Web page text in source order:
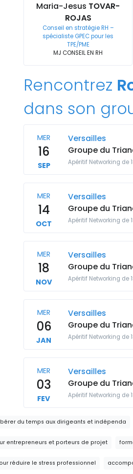
Maria-Jesus TOVAR-
ROJAS
Conseil en stratégie RH –
spécialiste GPEC pour les
TPE/PME
MJ CONSEIL EN RH
Rencontrez
dans son
MER
16
SEP
Versailles
Groupe du
Apéritif Networking de
MER
14
OCT
Versailles
Groupe du
Apéritif Networking de
MER
18
NOV
Versailles
Groupe du
Apéritif Networking de
MER
06
JAN
Versailles
Groupe du
Apéritif Networking de
MER
03
FEV
Versailles
Groupe du
Apéritif Networking de
du temps aux dirigeants et indépenda
entrepreneurs et porteurs de projet
réduire le stress professionnel